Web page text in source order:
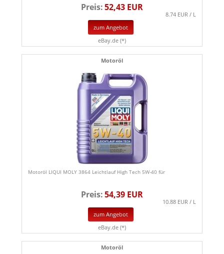
Preis:52,43 EUR
8.74 EUR / L
zum Angebot
eBay.de (*)
Motoröl
Motoröl LIQUI MOLY 3864 Leichtlauf High Tech 5W-40 für
Preis:54,39 EUR
10.88 EUR / L
zum Angebot
eBay.de (*)
Motoröl